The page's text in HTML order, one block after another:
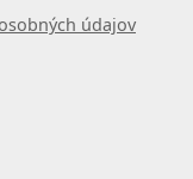
údajov